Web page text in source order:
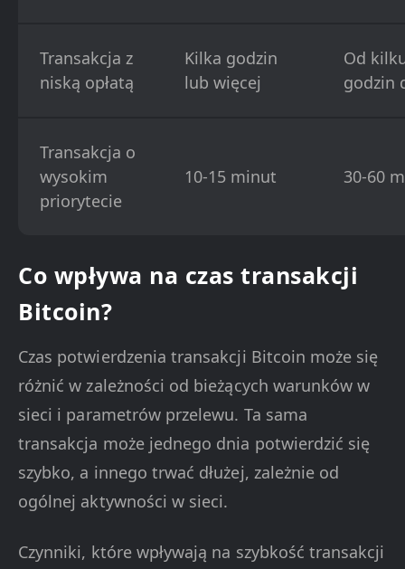
Transakcja z
niską opłatą
Kilka godzin
lub więcej
Od
godzin
Transakcja o
wysokim
priorytecie
10-15 minut 30-60
Co wpływa na czas transakcji
Bitcoin?
Czas potwierdzenia transakcji Bitcoin może się
różnić w zależności od bieżących warunków w
sieci i parametrów przelewu. Ta sama
transakcja może jednego dnia potwierdzić się
szybko, a innego trwać dłużej, zależnie od
ogólnej aktywności w sieci.
Czynniki, które wpływają na szybkość transakcji